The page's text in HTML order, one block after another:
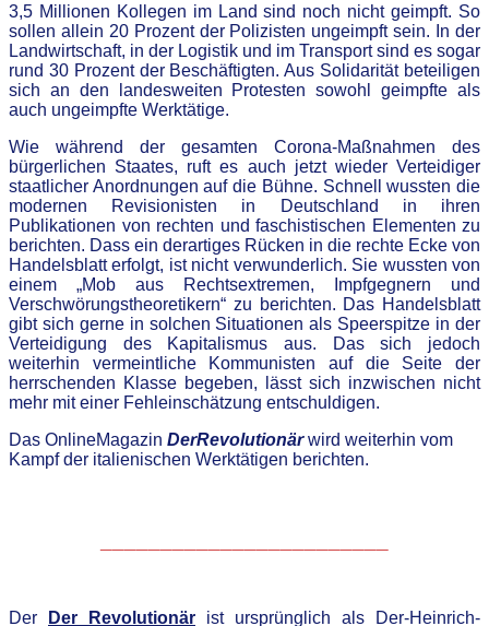
3,5 Millionen Kollegen im Land sind noch nicht geimpft. So
sollen allein 20 Prozent der Polizisten ungeimpft sein. In der
Landwirtschaft, in der Logistik und im Transport sind es sogar
rund 30 Prozent der Beschäftigten. Aus Solidarität beteiligen
sich an den landesweiten Protesten sowohl geimpfte als
auch ungeimpfte Werktätige.
Wie während der gesamten Corona-Maßnahmen des
bürgerlichen Staates, ruft es auch jetzt wieder Verteidiger
staatlicher Anordnungen auf die Bühne. Schnell wussten die
modernen Revisionisten in Deutschland in ihren
Publikationen von rechten und faschistischen Elementen zu
berichten. Dass ein derartiges Rücken in die rechte Ecke von
Handelsblatt erfolgt, ist nicht verwunderlich. Sie wussten von
einem „Mob aus Rechtsextremen, Impfgegnern und
Verschwörungstheoretikern“ zu berichten. Das Handelsblatt
gibt sich gerne in solchen Situationen als Speerspitze in der
Verteidigung des Kapitalismus aus. Das sich jedoch
weiterhin vermeintliche Kommunisten auf die Seite der
herrschenden Klasse begeben, lässt sich inzwischen nicht
mehr mit einer Fehleinschätzung entschuldigen.
Das OnlineMagazin DerRevolutionärwird weiterhin vom
Kampf der italienischen Werktätigen berichten.
Der Der Revolutionär ist ursprünglich als Der-Heinrich-